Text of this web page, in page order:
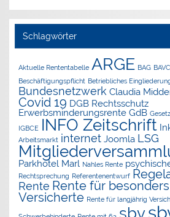
Schlagwörter
Aktuelle Rententabelle ARGE BAG BAVC
Beschäftigungspflicht Betriebliches
Bundesnetzwerk Claudia
Covid 19 DGB Rechtsschutz
Erwerbsminderungsrente GdB
IGBCE INFO Zeitschrift
Arbeitsmarkt internet Joomla LSG
Parkhotel Marl Nahles Rente
Rechtsprechung Referentenentwurf
Rente Rente für
Versicherte Rente für langjährig